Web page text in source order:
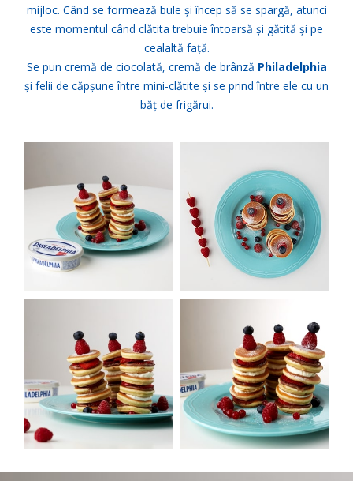
mijloc. Când se formează bule și încep să se spargă, atunci
este momentul când clătita trebuie întoarsă și gătită și pe
cealaltă față.
Se pun cremă de ciocolată, cremă de brânză Philadelphia
și felii de căpșune între mini-clătite și se prind între ele cu un
băț de frigărui.